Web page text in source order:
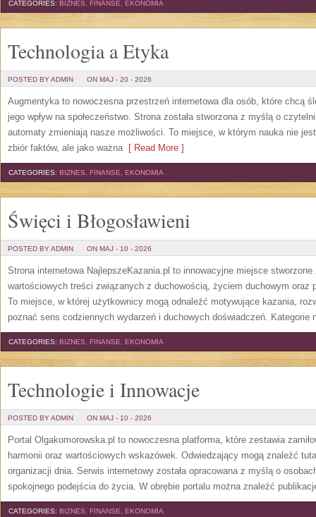
CATEGORIES: BIZNES, FINANSE, EKONOMIA
Technologia a Etyka
POSTED BY ADMIN ON MAJ - 20 - 2026
Augmentyka to nowoczesna przestrzeń internetowa dla osób, które chcą
jego wpływ na społeczeństwo. Strona została stworzona z myślą o
automaty zmieniają nasze możliwości. To miejsce, w którym nauka nie
zbiór faktów, ale jako ważna[ Read More ]
CATEGORIES: BIZNES, FINANSE, EKONOMIA
Święci i Błogosławieni
POSTED BY ADMIN ON MAJ - 10 - 2026
Strona internetowa NajlepszeKazania.pl to innowacyjne miejsce
wartościowych treści związanych z duchowością, życiem duchowym oraz
To miejsce, w której użytkownicy mogą odnaleźć motywujące kazania,
poznać sens codziennych wydarzeń i duchowych doświadczeń. Kategorie
CATEGORIES: BIZNES, FINANSE, EKONOMIA
Technologie i Innowacje
POSTED BY ADMIN ON MAJ - 10 - 2026
Portal Olgakomorowska.pl to nowoczesna platforma, które zestawia
harmonii oraz wartościowych wskazówek. Odwiedzający mogą znaleźć
organizacji dnia. Serwis internetowy została opracowana z myślą o
spokojnego podejścia do życia. W obrębie portalu można znaleźć
CATEGORIES: BIZNES, FINANSE, EKONOMIA